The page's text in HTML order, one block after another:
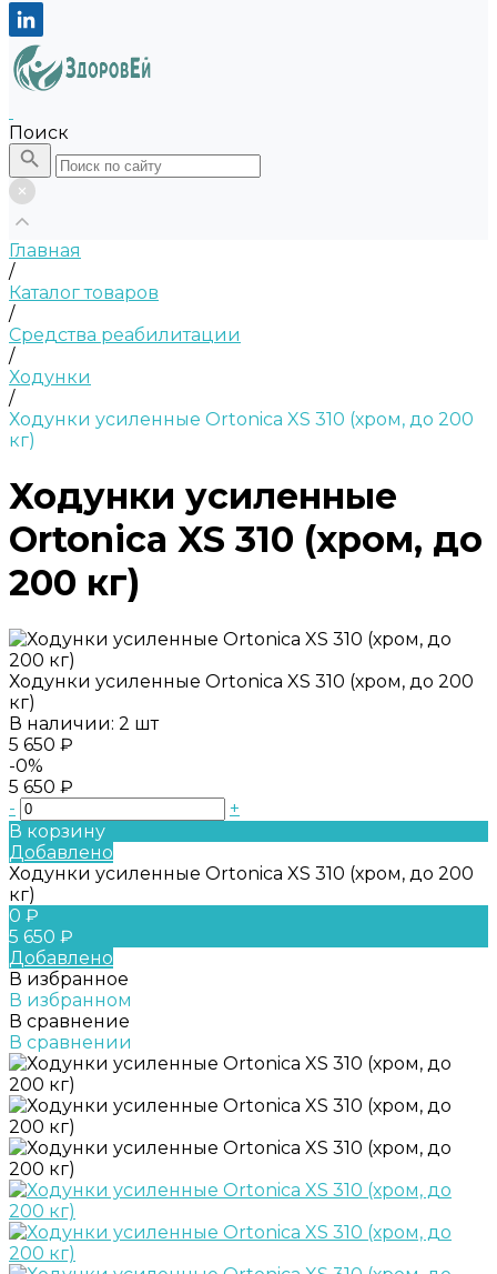
Поиск
Главная
/
Каталог товаров
/
Средства реабилитации
/
Ходунки
/
Ходунки усиленные Ortonica XS 310 (хром, до 200
кг)
Ходунки усиленные
Ortonica XS 310 (хром, до
200 кг)
Ходунки усиленные Ortonica XS 310 (хром, до 200
кг)
В наличии: 2 шт
5 650 ₽
-0%
5 650 ₽
-
+
В корзину
Добавлено
Ходунки усиленные Ortonica XS 310 (хром, до 200
кг)
0 ₽
5 650 ₽
Добавлено
В избранное
В избранном
В сравнение
В сравнении